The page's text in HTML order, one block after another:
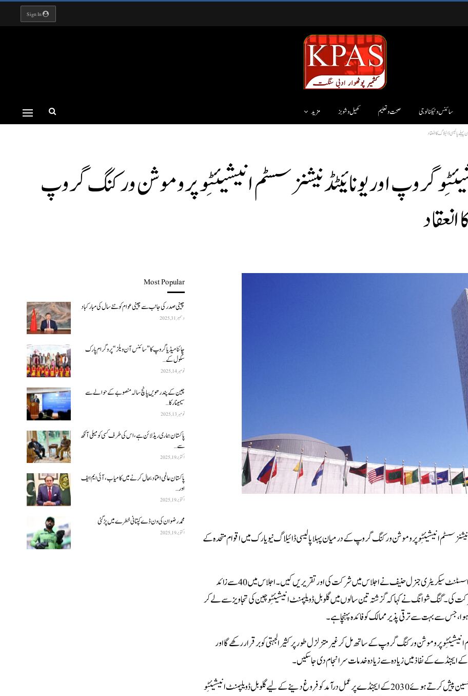
Sign In
سائنس وٹیکنالوجی صحت و تعلیم کھیل و شوبز مزید
پالیسی ڈائیلاگ کا انعقاد
گروپ اور یونائیٹڈ نیشنز سسٹم انیشیئٹِو پروموشن ورکنگ گروپ
سسٹم انیشیئٹِو پروموشن ورکنگ گروپ کے درمیان پہلا پالیسی ڈائیلاگ نیویارک میں اقوام متحدہ کے
اقوام متحدہ میں چین کے نائب مستقل نمائندے گنگ شوانگ اور اقوام متحدہ کے اسسٹنٹ سیکریٹری جنرل حنیف نے اجلاس میں شرکت کی اور تقریریں کیں۔ اجلاس میں 40 سے زائد
ایجنسیوں کے 100 سے زائد نمائندوں نے شرکت کی۔گنگ شوانگ نے کہا کہ گزشتہ تین سالوں میں گلوبل ڈویلپمنٹ انیشیئٹِو چین کی تجاویز سے لے کر
، جس سے بہت سے ترقی پذیر ممالک کو فائدہ پہنچا ہے۔
پروموشن ورکنگ گروپ کے ساتھ مل کر غیر متزلزل طور پر کثیرالجہتی کو برقرار رکھے گا اور
شرکائاجلاس نے بین الاقوامی ترقیاتی تعاون میں چین کے قائدانہ کردار کو خراج تحسین پیش کرتے ہوئے 2030 کے ایجنڈے پر عمل درآمد کو فروغ دینے کے لیے گلوبل ڈویلپمنٹ انیشیئٹِو
Most Popular
چینی صدر کی جانب سے چینی عوام کو نئے سال کی مبارکباد
دسمبر 31, 2025
چائنا میڈیا گروپ کا ”سائنس آن ویلز“ پروگرام پارک
سکول کے…
نومبر 14, 2025
چین کے پندرھویں پانچ سالہ منصوبے کے حوالے سے
سیمینار کا…
نومبر 13, 2025
پاکستان ہماری ریڈ لائن ہے، اس کی طرف کسی کو میلی آنکھ
سے…
اکتوبر 19, 2025
پاکستان عالمی اعتماد بحال کرنے میں کامیاب، آئی ایم ایف
اور…
اکتوبر 19, 2025
محمد رضوان کی ون ڈے کپتانی خطرے میں پڑ گئی
اکتوبر 19, 2025